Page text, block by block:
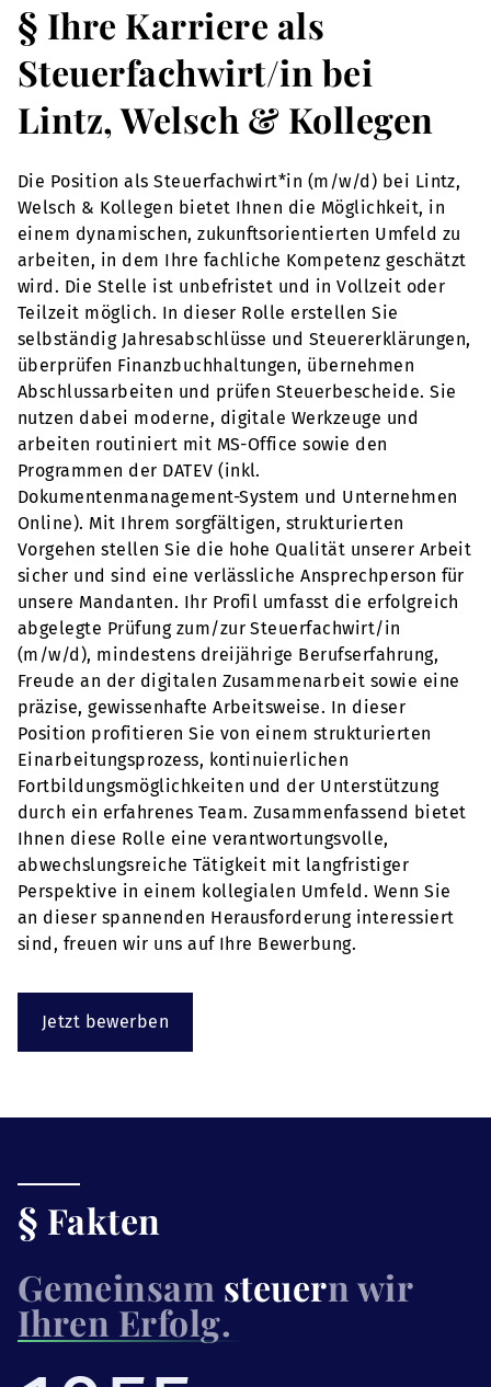
§ Ihre Karriere als
Steuerfachwirt/in bei
Lintz, Welsch & Kollegen
Die Position als Steuerfachwirt*in (m/w/d) bei Lintz,
Welsch & Kollegen bietet Ihnen die Möglichkeit, in
einem dynamischen, zukunftsorientierten Umfeld zu
arbeiten, in dem Ihre fachliche Kompetenz geschätzt
wird. Die Stelle ist unbefristet und in Vollzeit oder
Teilzeit möglich. In dieser Rolle erstellen Sie
selbständig Jahresabschlüsse und Steuererklärungen,
überprüfen Finanzbuchhaltungen, übernehmen
Abschlussarbeiten und prüfen Steuerbescheide. Sie
nutzen dabei moderne, digitale Werkzeuge und
arbeiten routiniert mit MS-Office sowie den
Programmen der DATEV (inkl.
Dokumentenmanagement-System und Unternehmen
Online). Mit Ihrem sorgfältigen, strukturierten
Vorgehen stellen Sie die hohe Qualität unserer Arbeit
sicher und sind eine verlässliche Ansprechperson für
unsere Mandanten. Ihr Profil umfasst die erfolgreich
abgelegte Prüfung zum/zur Steuerfachwirt/in
(m/w/d), mindestens dreijährige Berufserfahrung,
Freude an der digitalen Zusammenarbeit sowie eine
präzise, gewissenhafte Arbeitsweise. In dieser
Position profitieren Sie von einem strukturierten
Einarbeitungsprozess, kontinuierlichen
Fortbildungsmöglichkeiten und der Unterstützung
durch ein erfahrenes Team. Zusammenfassend bietet
Ihnen diese Rolle eine verantwortungsvolle,
abwechslungsreiche Tätigkeit mit langfristiger
Perspektive in einem kollegialen Umfeld. Wenn Sie
an dieser spannenden Herausforderung interessiert
sind, freuen wir uns auf Ihre Bewerbung.
Jetzt bewerben
§ Fakten
Gemeinsam steuern wir
Ihren Erfolg.